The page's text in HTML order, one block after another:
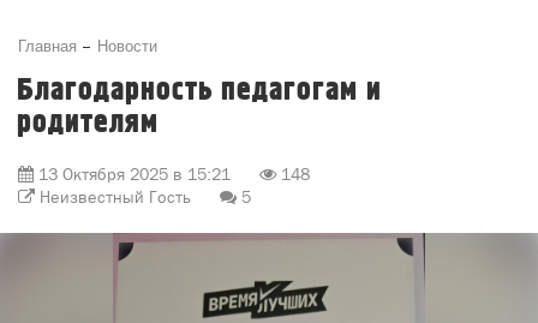
Главная Новости
Благодарность педагогам и
родителям
13 Октября 2025 в 15:21
148
Неизвестный Гость
5